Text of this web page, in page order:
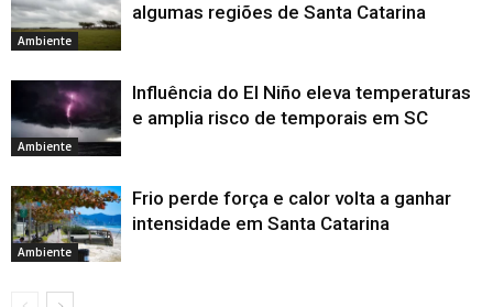
Ambiente
algumas regiões de Santa Catarina
Ambiente
Influência do El Niño eleva temperaturas
e amplia risco de temporais em SC
Ambiente
Frio perde força e calor volta a ganhar
intensidade em Santa Catarina